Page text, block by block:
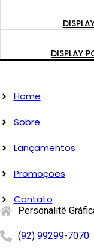
DISPLAY
Home
Sobre
Lançamentos
Promoções
Contato
Personalitê
(92) 99299-7070